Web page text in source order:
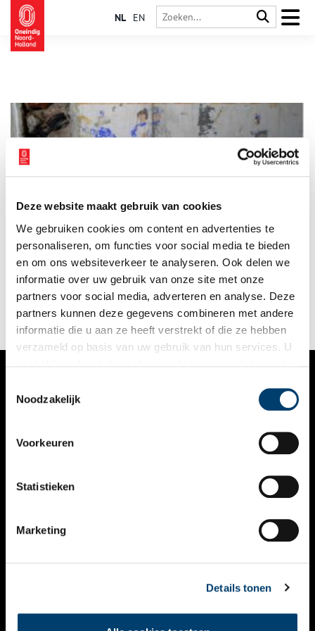
Deze website maakt gebruik van cookies
We gebruiken cookies om content en advertenties te
personaliseren, om functies voor social media te bieden
en om ons websiteverkeer te analyseren. Ook delen we
informatie over uw gebruik van onze site met onze
partners voor social media, adverteren en analyse. Deze
partners kunnen deze gegevens combineren met andere
informatie die u aan ze heeft verstrekt of die ze hebben
verzameld op basis van uw gebruik van hun services. U
Noodzakelijk
Voorkeuren
Statistieken
Marketing
Details tonen
NL EN
Graffiti is van alle tijden. Zo ook rondom de Eerste
Wereldoorlog. Waarschijnlijk heeft een soldaat toen
afbeeldingen op de muren van het Fort bij Aalsmeer gemaakt.
Ze zijn onlangs tevoorschijn gekomen. Stadsherstel Amsterdam
heeft ze laten waarderen en ze zijn te bekijken.
4 min
VERHALEN
KALENDER
THEMA’S
VIDEO’S
CONTACT